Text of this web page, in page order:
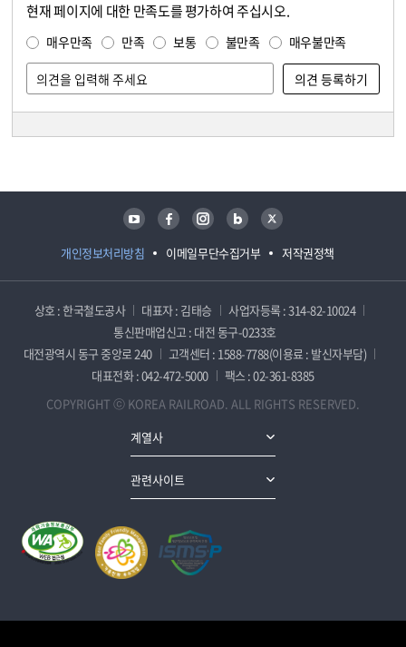
현재 페이지에 대한 만족도를 평가하여 주십시오.
매우만족 만족 보통 불만족 매우불만족
개인정보처리방침 이메일무단수집거부 저작권정책
유튜브 페이스북 인스타그램 블로그 트위터
상호 : 한국철도공사 대표자 : 김태승
사업자등록 : 314-82-10024
통신판매업신고 : 대전 동구-0233호
대전광역시 동구 중앙로 240
고객센터 : 1588-7788(이용료 : 발신자부담)
대표전화 : 042-472-5000
팩스 : 02-361-8385
COPYRIGHT ⓒ KOREA RAILROAD. ALL RIGHTS RESERVED.
계열사
관련사이트